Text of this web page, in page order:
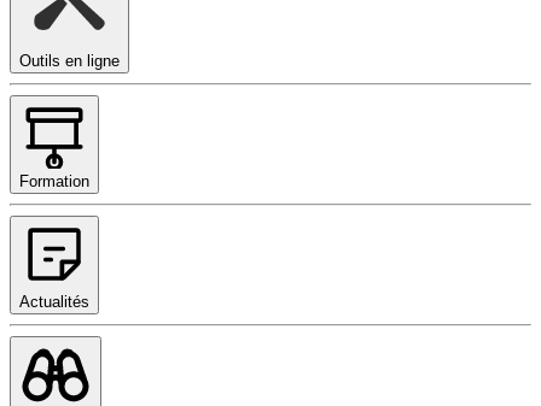
Outils en ligne
Formation
Actualités